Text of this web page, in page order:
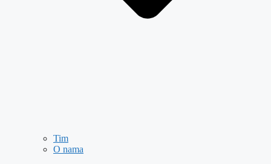
Tim
O nama